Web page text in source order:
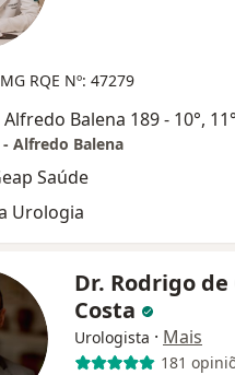
RQE Nº: 47279
Alfredo Balena
Saúde
Urologia
Dr. Rodrigo
Costa
Urologista · Mais
181